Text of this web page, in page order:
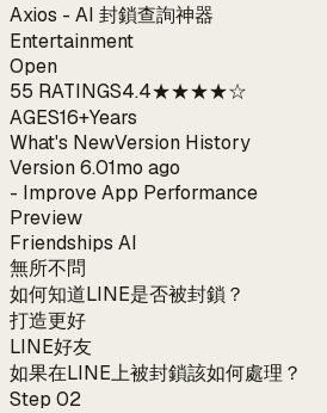
Axios - AI 封鎖查詢神器
Entertainment
Open
55 RATINGS4.4★★★★☆
AGES16+Years
What's NewVersion History
Version 6.01mo ago
- Improve App Performance
Preview
Friendships AI
無所不問
如何知道LINE是否被封鎖？
打造更好
LINE好友
如果在LINE上被封鎖該如何處理？
Step 02